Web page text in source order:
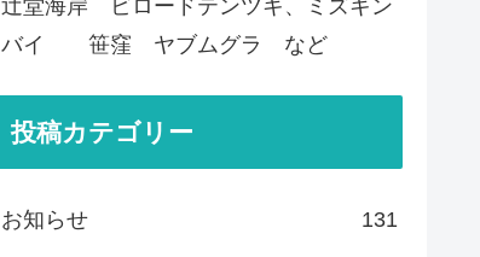
辻堂海岸 ビロードテンツキ、ミズキン
バイ 笹窪 ヤブムグラ など
投稿カテゴリー
お知らせ 131